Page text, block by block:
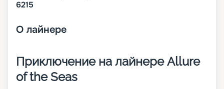
6215
О лайнере
Приключение на лайнере Allure
of the Seas